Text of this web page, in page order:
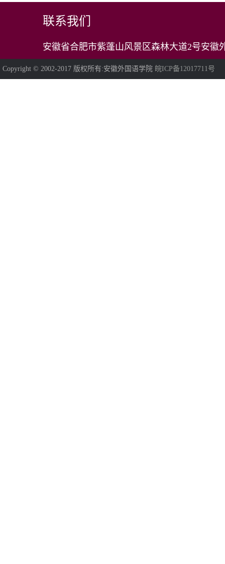
联系我们
安徽省合肥市紫蓬山风景区森林大道2号安徽
Copyright © 2002-2017 版权所有:安徽外国语学院 皖ICP备12017711号